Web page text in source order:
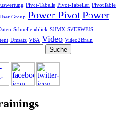
Pivot-Tabelle Pivot-Tabellen PivotTable
Group Power PivotPower
Schnelleinblick SUMX SVERWEIS
Umsatz VBA Video Video2Brain